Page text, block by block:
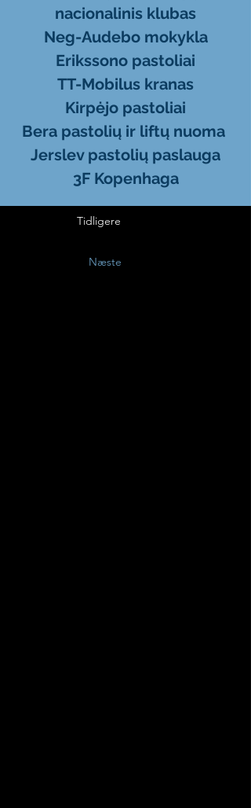
nacionalinis klubas
Neg-Audebo mokykla
Erikssono pastoliai
TT-Mobilus kranas
Kirpėjo pastoliai
Bera pastolių ir liftų nuoma
Jerslev pastolių paslauga
3F Kopenhaga
Tidligere
Næste